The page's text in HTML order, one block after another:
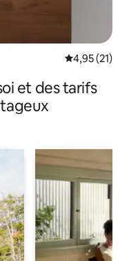
Évaluation
4,95 (21)
et des tarifs